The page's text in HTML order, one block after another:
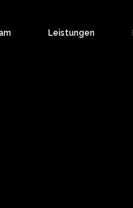
Leistungen